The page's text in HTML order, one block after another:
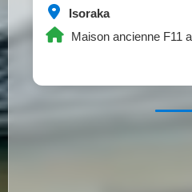
Isoraka
Maison ancienne F11